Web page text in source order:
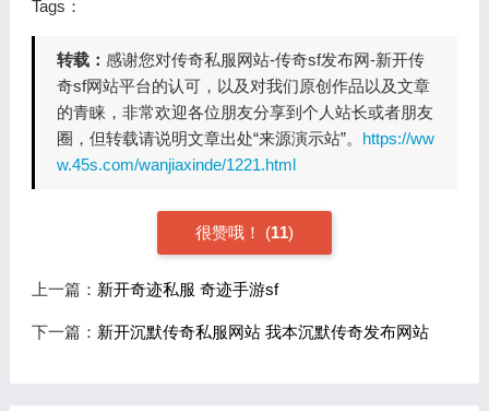
Tags：
转载： 感谢您对传奇私服网站-传奇sf发布网-新开传
奇sf网站平台的认可，以及对我们原创作品以及文章
的青睐，非常欢迎各位朋友分享到个人站长或者朋友
圈，但转载请说明文章出处“来源演示站”。 https://ww
w.45s.com/wanjiaxinde/1221.html
很赞哦！ (11)
上一篇： 新开奇迹私服 奇迹手游sf
下一篇： 新开沉默传奇私服网站 我本沉默传奇发布网站